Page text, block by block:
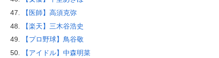
【医師】高須克弥
【楽天】三木谷浩史
【プロ野球】鳥谷敬
【アイドル】中森明菜